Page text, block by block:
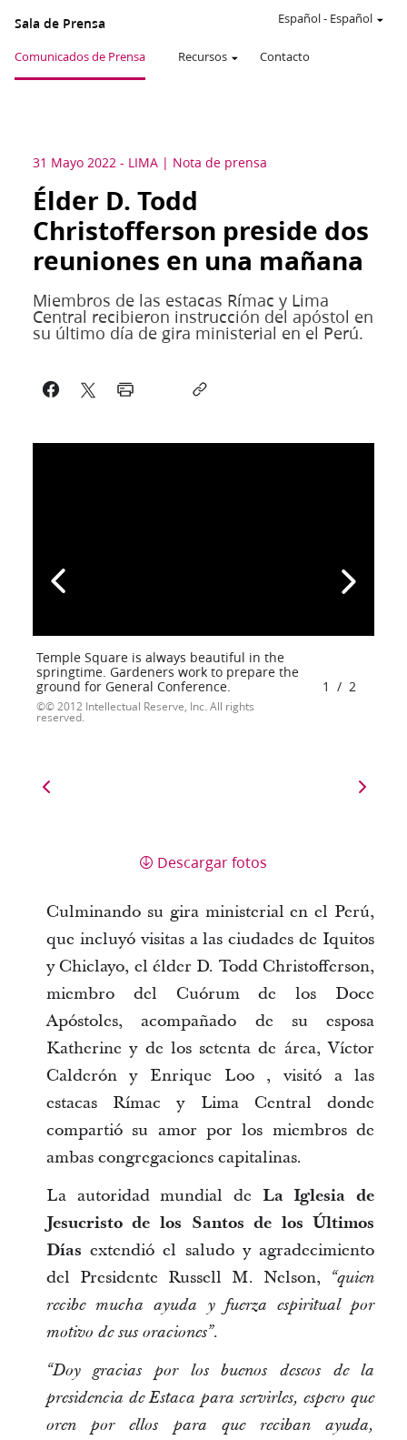
Sala de Prensa
Comunicados de Prensa Recursos Contacto
Español- Español
31 Mayo 2022 - LIMA Nota de prensa
Élder D. Todd
Christofferson preside dos
reuniones en una mañana
Miembros de las estacas Rímac y Lima
Central recibieron instrucción del apóstol en
su último día de gira ministerial en el Perú.
Temple Square is always beautiful in the
springtime. Gardeners work to prepare the
ground for General Conference.
© 2012 Intellectual Reserve, Inc. All rights
reserved.
1 / 2
Descargar fotos
Culminando su gira ministerial en el Perú,
que incluyó visitas a las ciudades de Iquitos
y Chiclayo, el élder D. Todd Christofferson,
miembro del Cuórum de los Doce
Apóstoles, acompañado de su esposa
Katherine y de los setenta de área, Víctor
Calderón y Enrique Loo , visitó a las
estacas Rímac y Lima Central donde
compartió su amor por los miembros de
ambas congregaciones capitalinas.
La autoridad mundial de La Iglesia de
Jesucristo de los Santos de los Últimos
Días extendió el saludo y agradecimiento
del Presidente Russell M. Nelson, “quien
recibe mucha ayuda y fuerza espiritual por
motivo de sus oraciones”.
“Doy gracias por los buenos deseos de la
presidencia de Estaca para servirles, espero que
oren por ellos para que reciban ayuda,